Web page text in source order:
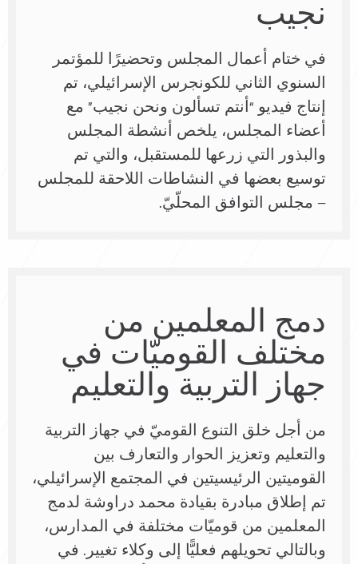
نجيب
في ختام أعمال المجلس وتحضيرًا للمؤتمر
السنوي الثاني للكونجرس الإسرائيلي، تم
إنتاج فيديو “أنتم تسألون ونحن نجيب” مع
أعضاء المجلس، يلخص أنشطة المجلس
والبذور التي زرعها للمستقبل، والتي تم
توسيع بعضها في النشاطات اللاحقة للمجلس
– مجلس التوافق المحلّيّ.
دمج المعلمين من
مختلف القوميّات في
جهاز التربية والتعليم
من أجل خلق التنوع القوميّ في جهاز التربية
والتعليم وتعزيز الحوار والتعارف بين
القوميتين الرئيسيتين في المجتمع الإسرائيلي،
تم إطلاق مبادرة بقيادة محمد دراوشة لدمج
المعلمين من قوميّات مختلفة في المدارس،
وبالتالي تحويلهم فعليًّا إلى وكلاء تغيير. في